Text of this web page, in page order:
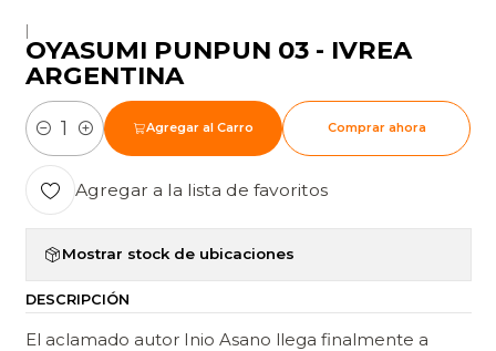
|
OYASUMI PUNPUN 03 - IVREA
ARGENTINA
Cantidad
Agregar al Carro Comprar ahora
Agregar a la lista de favoritos
Mostrar stock de ubicaciones
DESCRIPCIÓN
El aclamado autor Inio Asano llega finalmente a